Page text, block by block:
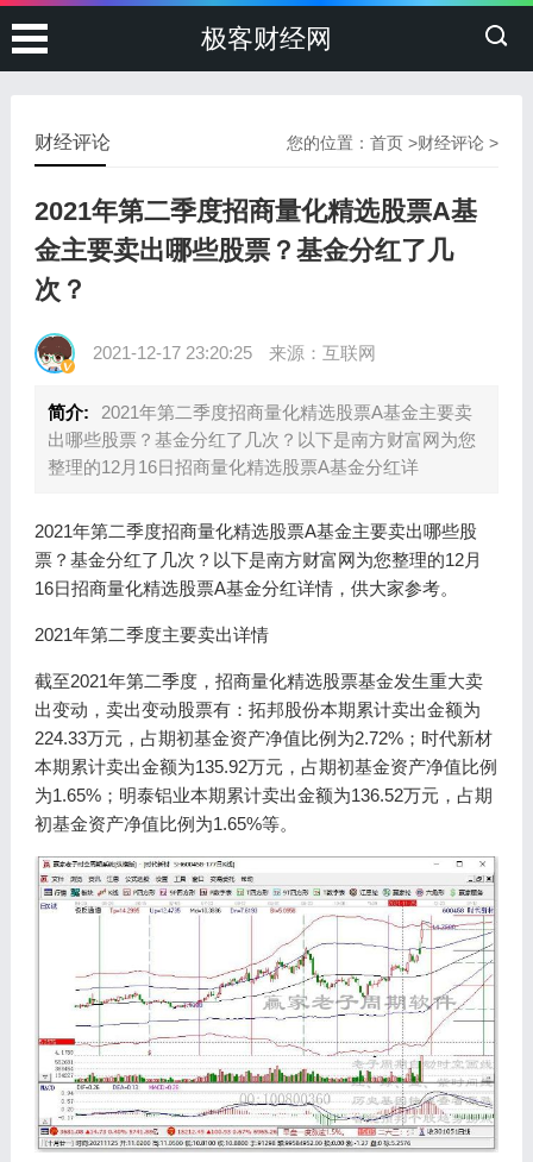
极客财经网
您的位置：首页 >财经评论 >
财经评论
2021年第二季度招商量化精选股票A基
金主要卖出哪些股票？基金分红了几
次？
2021-12-17 23:20:25 来源：互联网
简介:
2021年第二季度招商量化精选股票A基金主要卖
出哪些股票？基金分红了几次？以下是南方财富网为您
整理的12月16日招商量化精选股票A基金分红详
2021年第二季度招商量化精选股票A基金主要卖出哪些股
票？基金分红了几次？以下是南方财富网为您整理的12月
16日招商量化精选股票A基金分红详情，供大家参考。
2021年第二季度主要卖出详情
截至2021年第二季度，招商量化精选股票基金发生重大卖
出变动，卖出变动股票有：拓邦股份本期累计卖出金额为
224.33万元，占期初基金资产净值比例为2.72%；时代新材
本期累计卖出金额为135.92万元，占期初基金资产净值比例
为1.65%；明泰铝业本期累计卖出金额为136.52万元，占期
初基金资产净值比例为1.65%等。